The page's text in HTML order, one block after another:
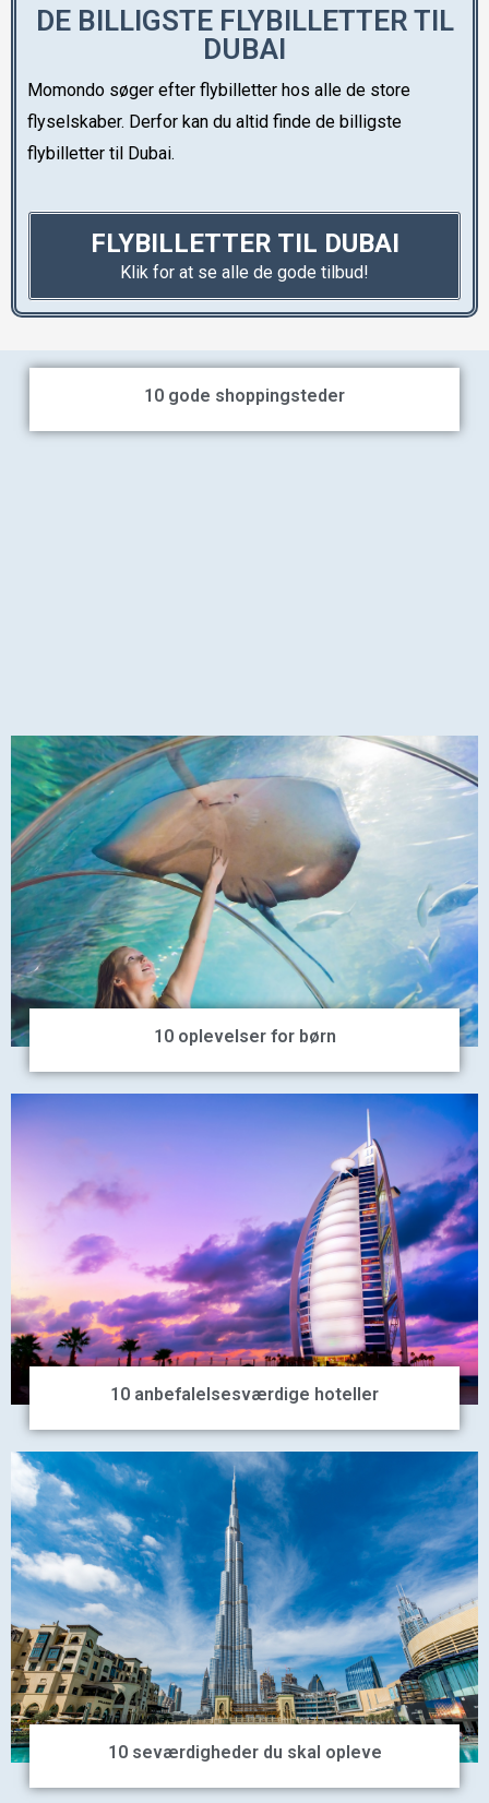
DE BILLIGSTE FLYBILLETTER TIL
DUBAI
Momondo søger efter flybilletter hos alle de store
flyselskaber. Derfor kan du altid finde de billigste
flybilletter til Dubai.
FLYBILLETTER TIL DUBAI
Klik for at se alle de gode tilbud!
10 gode shoppingsteder
10 oplevelser for børn
10 anbefalelsesværdige hoteller
10 seværdigheder du skal opleve